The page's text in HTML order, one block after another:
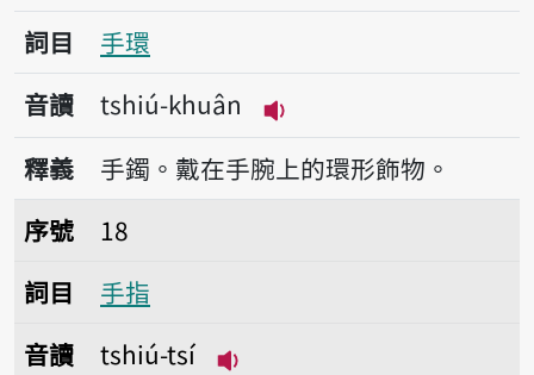
詞目
手環
音讀
tshiú-khuân
播放音讀tshiú-khuân
釋義
手鐲。戴在手腕上的環形飾物。
序號18手指
序號
18
詞目
手指
音讀
tshiú-tsí